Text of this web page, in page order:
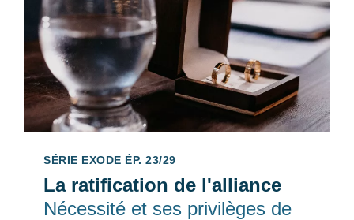
SÉRIE EXODE ÉP. 23/29
La ratification de l'alliance
Nécessité et ses privilèges de